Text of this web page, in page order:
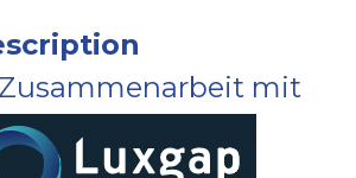
mit